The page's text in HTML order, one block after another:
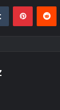
Tumblr Pinterest